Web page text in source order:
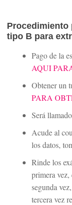
Procedimiento
tipo B para
Pago de la
AQUI
Obtener un
PARA
Será
Acude al
los datos,
Rinde los
primera vez,
segunda
tercera vez